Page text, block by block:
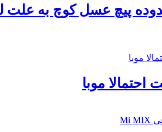
پیچ عسل کوچ به علت